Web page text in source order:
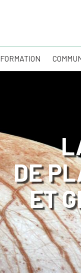
FORMATION
DE
ET